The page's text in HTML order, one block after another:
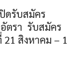
ดรับสมัคร
ตรา รับสมัคร
21 สิงหาคม – 1